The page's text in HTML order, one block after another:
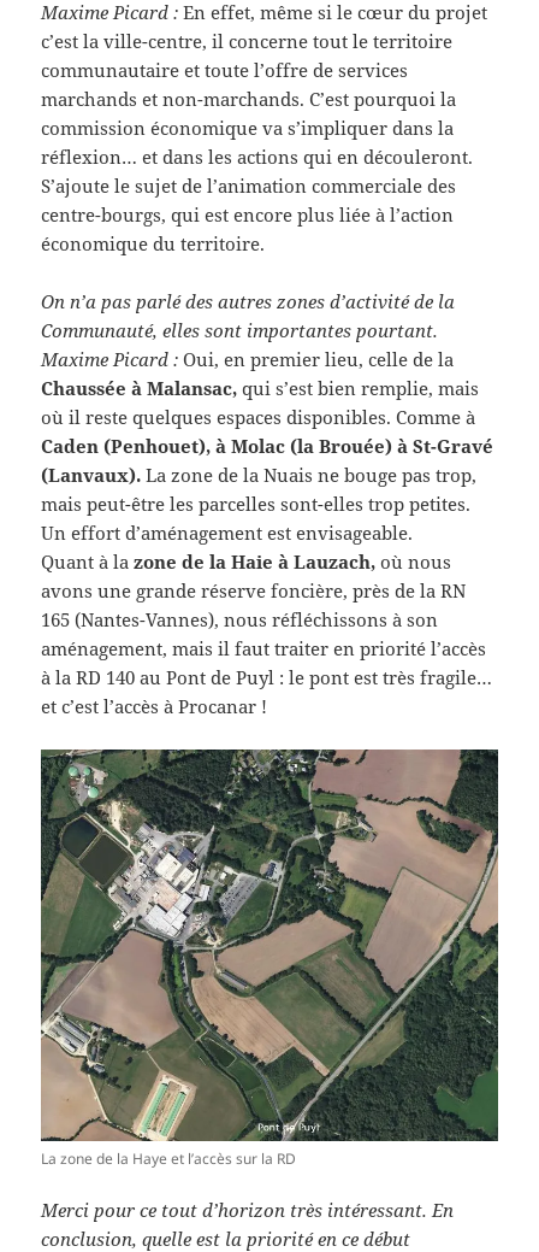
Maxime Picard : En effet, même si le cœur du projet
c’est la ville-centre, il concerne tout le territoire
communautaire et toute l’offre de services
marchands et non-marchands. C’est pourquoi la
commission économique va s’impliquer dans la
réflexion… et dans les actions qui en découleront.
S’ajoute le sujet de l’animation commerciale des
centre-bourgs, qui est encore plus liée à l’action
économique du territoire.
On n’a pas parlé des autres zones d’activité de la
Communauté, elles sont importantes pourtant.
Maxime Picard : Oui, en premier lieu, celle de la
Chaussée à Malansac, qui s’est bien remplie, mais
où il reste quelques espaces disponibles. Comme à
Caden (Penhouet), à Molac (la Brouée) à St-Gravé
(Lanvaux). La zone de la Nuais ne bouge pas trop,
mais peut-être les parcelles sont-elles trop petites.
Un effort d’aménagement est envisageable.
Quant à lazone de la Haie à Lauzach, où nous
avons une grande réserve foncière, près de la RN
165 (Nantes-Vannes), nous réfléchissons à son
aménagement, mais il faut traiter en priorité l’accès
à la RD 140 au Pont de Puyl : le pont est très fragile…
et c’est l’accès à Procanar !
La zone de la Haye et l’accès sur la RD
Merci pour ce tout d’horizon très intéressant. En
conclusion, quelle est la priorité en ce début